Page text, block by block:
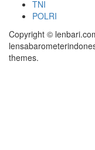
TNI
POLRI
Copyright ©
themes.